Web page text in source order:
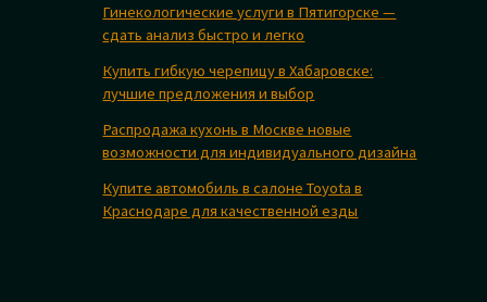
Гинекологические услуги в Пятигорске —
сдать анализ быстро и легко
Купить гибкую черепицу в Хабаровске:
лучшие предложения и выбор
Распродажа кухонь в Москве новые
возможности для индивидуального дизайна
Купите автомобиль в салоне Toyota в
Краснодаре для качественной езды